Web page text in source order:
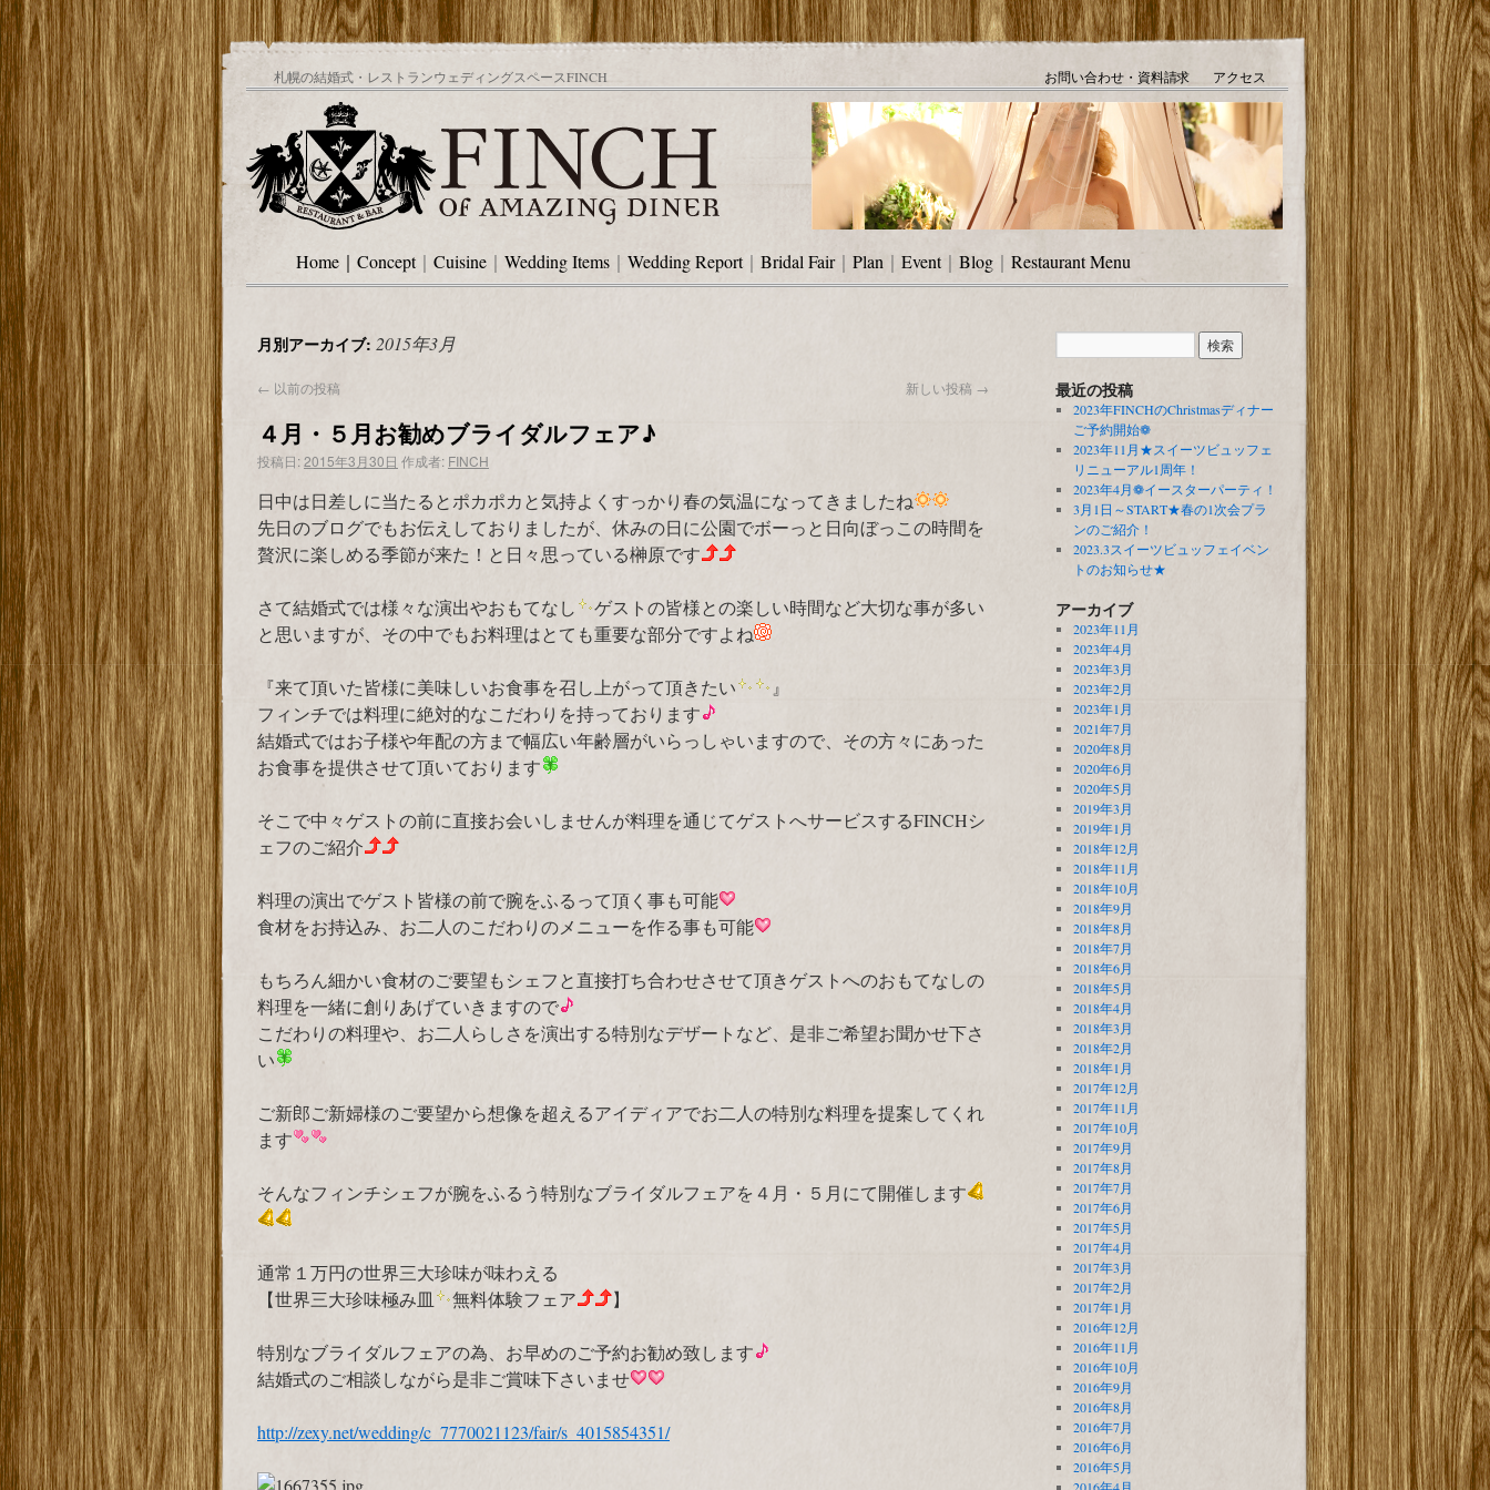
札幌の結婚式・レストランウェディングスペースFINCH お問い合わせ・資料請求 アクセス
Home ｜ Concept｜ Cuisine ｜ Wedding Items ｜ Wedding Report｜ Bridal Fair｜ Plan ｜ Event｜ Blog ｜ Restaurant Menu
月別アーカイブ: 2015年3月
← 以前の投稿 新しい投稿 →
４月・５月お勧めブライダルフェア♪
投稿日:2015年3月30日 作成者: FINCH
日中は日差しに当たるとポカポカと気持よくすっかり春の気温になってきましたね
先日のブログでもお伝えしておりましたが、休みの日に公園でボーっと日向ぼっこの時間を
贅沢に楽しめる季節が来た！と日々思っている榊原です
さて結婚式では様々な演出やおもてなし
ゲストの皆様との楽しい時間など大切な事が多い
と思いますが、その中でもお料理はとても重要な部分ですよね
『来て頂いた皆様に美味しいお食事を召し上がって頂きたい
』
フィンチでは料理に絶対的なこだわりを持っております
結婚式ではお子様や年配の方まで幅広い年齢層がいらっしゃいますので、その方々にあった
お食事を提供させて頂いております
そこで中々ゲストの前に直接お会いしませんが料理を通じてゲストへサービスするFINCHシ
ェフのご紹介
料理の演出でゲスト皆様の前で腕をふるって頂く事も可能
食材をお持込み、お二人のこだわりのメニューを作る事も可能
もちろん細かい食材のご要望もシェフと直接打ち合わせさせて頂きゲストへのおもてなしの
料理を一緒に創りあげていきますので
こだわりの料理や、お二人らしさを演出する特別なデザートなど、是非ご希望お聞かせ下さ
い
ご新郎ご新婦様のご要望から想像を超えるアイディアでお二人の特別な料理を提案してくれ
ます
そんなフィンチシェフが腕をふるう特別なブライダルフェアを４月・５月にて開催します
通常１万円の世界三大珍味が味わえる
【世界三大珍味極み皿
無料体験フェア 】
特別なブライダルフェアの為、お早めのご予約お勧め致します
結婚式のご相談しながら是非ご賞味下さいませ
http://zexy.net/wedding/c_7770021123/fair/s_4015854351/
最近の投稿
2023年FINCHのChristmasディナー
ご予約開始❁
2023年11月★スイーツビュッフェ
リニューアル1周年！
2023年4月❁イースターパーティ！
3月1日～START★春の1次会プラ
ンのご紹介！
2023.3スイーツビュッフェイベン
トのお知らせ★
アーカイブ
2023年11月
2023年4月
2023年3月
2023年2月
2023年1月
2021年7月
2020年8月
2020年6月
2020年5月
2019年3月
2019年1月
2018年12月
2018年11月
2018年10月
2018年9月
2018年8月
2018年7月
2018年6月
2018年5月
2018年4月
2018年3月
2018年2月
2018年1月
2017年12月
2017年11月
2017年10月
2017年9月
2017年8月
2017年7月
2017年6月
2017年5月
2017年4月
2017年3月
2017年2月
2017年1月
2016年12月
2016年11月
2016年10月
2016年9月
2016年8月
2016年7月
2016年6月
2016年5月